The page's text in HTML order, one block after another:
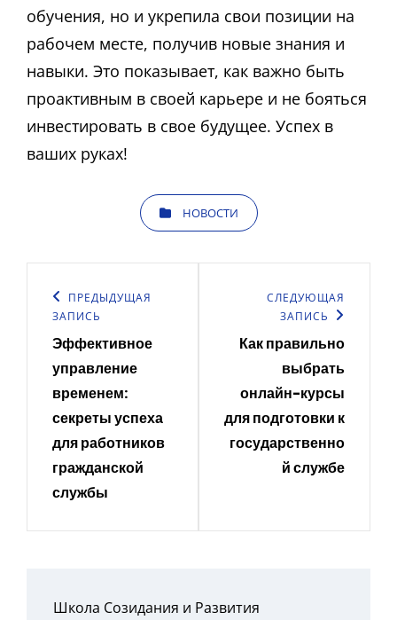
обучения, но и укрепила свои позиции на
рабочем месте, получив новые знания и
навыки. Это показывает, как важно быть
проактивным в своей карьере и не бояться
инвестировать в свое будущее. Успех в
ваших руках!
КАТЕГОРИИНОВОСТИ
по
записям
Предыдущая
ПРЕДЫДУЩАЯ
ЗАПИСЬ
Эффективное
управление
временем:
секреты успеха
для работников
гражданской
службы
Следующая
СЛЕДУЮЩАЯ
ЗАПИСЬ
Как правильно
выбрать
онлайн-курсы
для подготовки к
государственно
й службе
Школа Созидания и Развития